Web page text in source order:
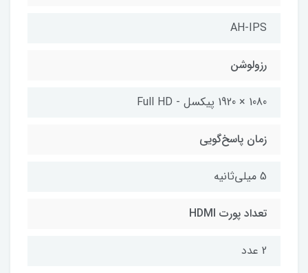
AH-IPS
رزولوشن
1080 × 1920 پیکسل - Full HD
زمان پاسخ‌گویی
5 میلی‌ثانیه
تعداد پورت HDMI
2 عدد